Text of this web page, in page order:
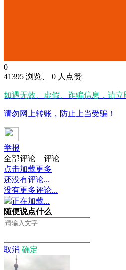
0
41395 浏览、 0 人点赞
如遇无效、虚假、诈骗信息，请立
请勿网上转账，防止上当受骗！
举报
全部评论
评论
点击加载更多
还没有评论...
没有更多评论...
正在加载...
随便说点什么
取消 确定